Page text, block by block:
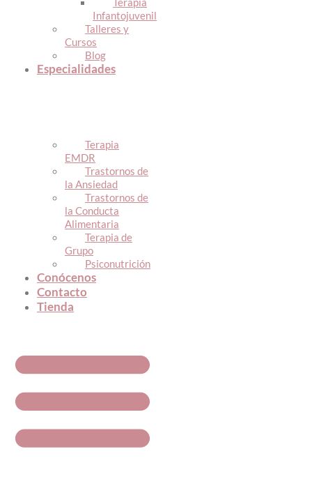
Infantojuvenil
Talleres y
Cursos
Blog
Especialidades
Terapia
EMDR
Trastornos de
la Ansiedad
Trastornos de
la Conducta
Alimentaria
Terapia de
Grupo
Psiconutrición
Conócenos
Contacto
Tienda